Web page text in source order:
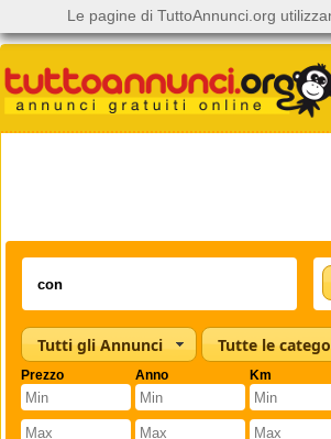
Tutti gli Annunci
Prezzo Anno Km
Le pagine di TuttoAnnunci.org